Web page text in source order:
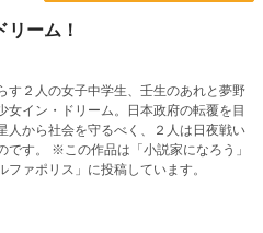
ーム！
す２人の女子中学生、壬生のあれと夢野
女イン・ドリーム。日本政府の転覆を目
人から社会を守るべく、２人は日夜戦い
説家になろう」
ファポリス」に投稿しています。